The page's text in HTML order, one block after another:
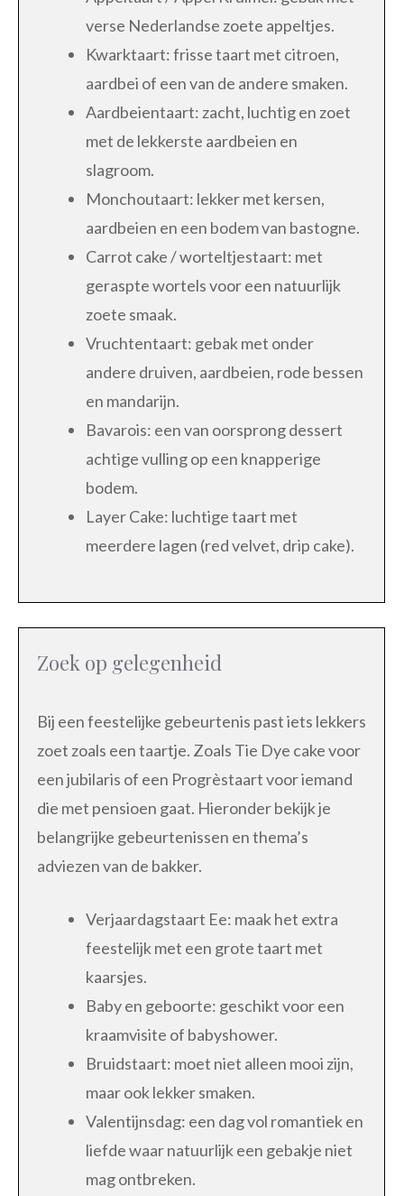
verse Nederlandse zoete appeltjes.
Kwarktaart: frisse taart met citroen,
aardbei of een van de andere smaken.
Aardbeientaart: zacht, luchtig en zoet
met de lekkerste aardbeien en
slagroom.
Monchoutaart: lekker met kersen,
aardbeien en een bodem van bastogne.
Carrot cake / worteltjestaart: met
geraspte wortels voor een natuurlijk
zoete smaak.
Vruchtentaart: gebak met onder
andere druiven, aardbeien, rode bessen
en mandarijn.
Bavarois: een van oorsprong dessert
achtige vulling op een knapperige
bodem.
Layer Cake: luchtige taart met
meerdere lagen (red velvet, drip cake).
Zoek op gelegenheid
Bij een feestelijke gebeurtenis past iets lekkers
zoet zoals een taartje. Zoals Tie Dye cake voor
een jubilaris of een Progrèstaart voor iemand
die met pensioen gaat. Hieronder bekijk je
belangrijke gebeurtenissen en thema’s
adviezen van de bakker.
Verjaardagstaart Ee: maak het extra
feestelijk met een grote taart met
kaarsjes.
Baby en geboorte: geschikt voor een
kraamvisite of babyshower.
Bruidstaart: moet niet alleen mooi zijn,
maar ook lekker smaken.
Valentijnsdag: een dag vol romantiek en
liefde waar natuurlijk een gebakje niet
mag ontbreken.